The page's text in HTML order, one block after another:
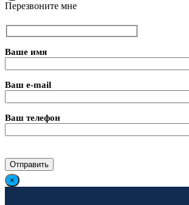
Перезвоните мне
Ваше имя
Ваш e-mail
Ваш телефон
×